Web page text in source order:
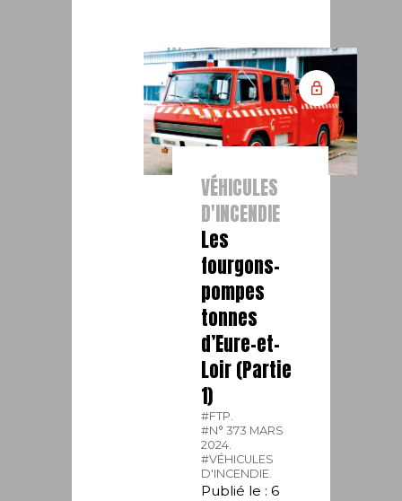
VÉHICULES
D'INCENDIE
Les
fourgons-
pompes
tonnes
d’Eure-et-
Loir (Partie
1)
#FTP.
#N° 373 MARS
2024.
#VÉHICULES
D'INCENDIE.
Publié le : 6